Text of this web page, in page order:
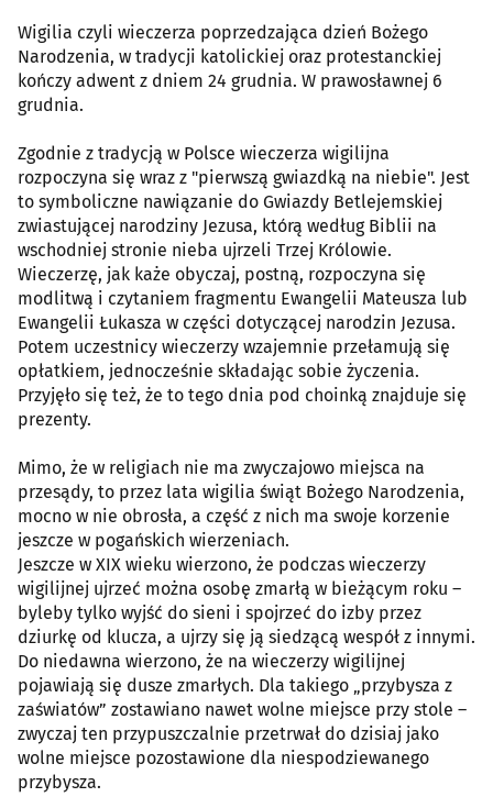
Wigilia czyli wieczerza poprzedzająca dzień Bożego
Narodzenia, w tradycji katolickiej oraz protestanckiej
kończy adwent z dniem 24 grudnia. W prawosławnej 6
grudnia.
Zgodnie z tradycją w Polsce wieczerza wigilijna
rozpoczyna się wraz z "pierwszą gwiazdką na niebie". Jest
to symboliczne nawiązanie do Gwiazdy Betlejemskiej
zwiastującej narodziny Jezusa, którą według Biblii na
wschodniej stronie nieba ujrzeli Trzej Królowie.
Wieczerzę, jak każe obyczaj, postną, rozpoczyna się
modlitwą i czytaniem fragmentu Ewangelii Mateusza lub
Ewangelii Łukasza w części dotyczącej narodzin Jezusa.
Potem uczestnicy wieczerzy wzajemnie przełamują się
opłatkiem, jednocześnie składając sobie życzenia.
Przyjęło się też, że to tego dnia pod choinką znajduje się
prezenty.
Mimo, że w religiach nie ma zwyczajowo miejsca na
przesądy, to przez lata wigilia świąt Bożego Narodzenia,
mocno w nie obrosła, a część z nich ma swoje korzenie
jeszcze w pogańskich wierzeniach.
Jeszcze w XIX wieku wierzono, że podczas wieczerzy
wigilijnej ujrzeć można osobę zmarłą w bieżącym roku –
byleby tylko wyjść do sieni i spojrzeć do izby przez
dziurkę od klucza, a ujrzy się ją siedzącą wespół z innymi.
Do niedawna wierzono, że na wieczerzy wigilijnej
pojawiają się dusze zmarłych. Dla takiego „przybysza z
zaświatów” zostawiano nawet wolne miejsce przy stole –
zwyczaj ten przypuszczalnie przetrwał do dzisiaj jako
wolne miejsce pozostawione dla niespodziewanego
przybysza.